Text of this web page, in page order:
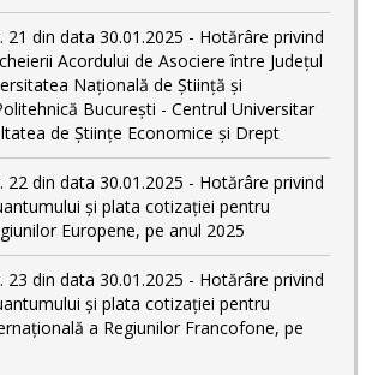
21 din data 30.01.2025 - Hotărâre privind
Acordului de Asociere între Județul
Națională de Știință și
București - Centrul Universitar
de Științe Economice și Drept
22 din data 30.01.2025 - Hotărâre privind
și plata cotizației pentru
Europene, pe anul 2025
23 din data 30.01.2025 - Hotărâre privind
și plata cotizației pentru
a Regiunilor Francofone, pe